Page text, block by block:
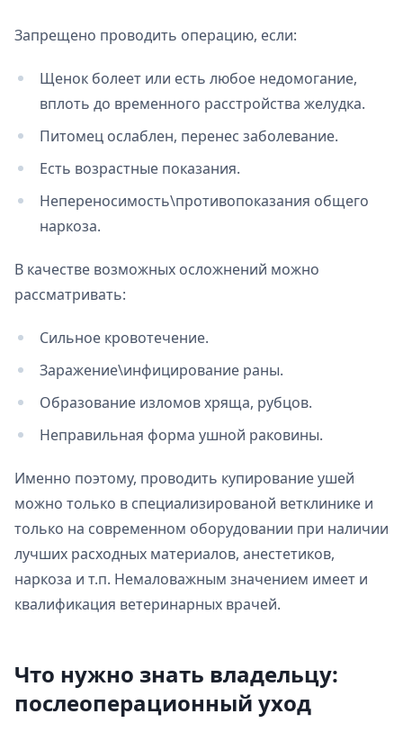
Запрещено проводить операцию, если:
Щенок болеет или есть любое недомогание,
вплоть до временного расстройства желудка.
Питомец ослаблен, перенес заболевание.
Есть возрастные показания.
Непереносимость\противопоказания общего
наркоза.
В качестве возможных осложнений можно
рассматривать:
Сильное кровотечение.
Заражение\инфицирование раны.
Образование изломов хряща, рубцов.
Неправильная форма ушной раковины.
Именно поэтому, проводить купирование ушей
можно только в специализированой ветклинике и
только на современном оборудовании при наличии
лучших расходных материалов, анестетиков,
наркоза и т.п. Немаловажным значением имеет и
квалификация ветеринарных врачей.
Что нужно знать владельцу:
послеоперационный уход